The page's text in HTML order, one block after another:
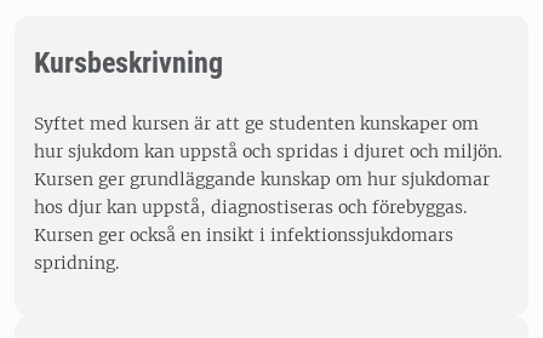
Kursbeskrivning
Syftet med kursen är att ge studenten kunskaper om
hur sjukdom kan uppstå och spridas i djuret och miljön.
Kursen ger grundläggande kunskap om hur sjukdomar
hos djur kan uppstå, diagnostiseras och förebyggas.
Kursen ger också en insikt i infektionssjukdomars
spridning.